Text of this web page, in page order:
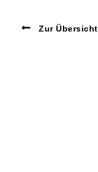
Zur Übersicht